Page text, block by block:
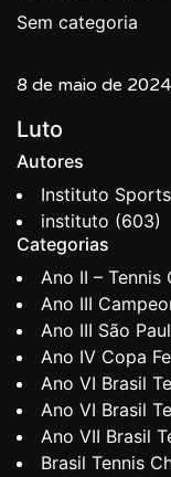
Sem categoria
8 de maio de 2024
Luto
Autores
Instituto Sports
instituto (603)
Categorias
Ano II – Tennis
Ano III
Ano III São
Ano IV Copa
Ano VI Brasil
Ano VI Brasil
Ano VII Brasil
Brasil Tennis